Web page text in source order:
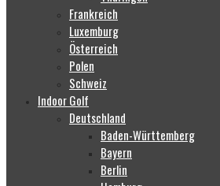
Frankreich
Luxemburg
Österreich
Polen
Schweiz
Indoor Golf
Deutschland
Baden-Württemberg
Bayern
Berlin